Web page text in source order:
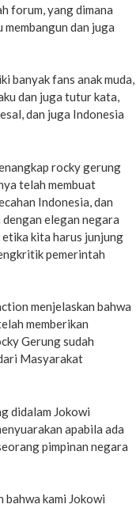
forum, yang dimana
dan juga
banyak fans anak muda,
dan juga tutur kata,
dan juga Indonesia
rocky gerung
telah membuat
Indonesia, dan
elegan negara
kita harus junjung
pemerintah
menjelaskan bahwa
memberikan
Gerung sudah
Masyarakat
didalam Jokowi
apabila ada
pimpinan negara
bahwa kami Jokowi